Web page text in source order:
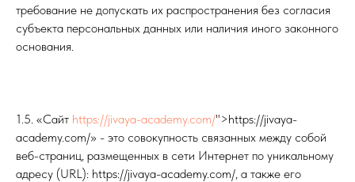
требование не допускать их распространения без согласия
субъекта персональных данных или наличия иного законного
основания.
1.5. «Сайт https://jivaya-academy.com/">https://jivaya-
academy.com/» - это совокупность связанных между собой
веб-страниц, размещенных в сети Интернет по уникальному
адресу (URL): https://jivaya-academy.com/, а также его